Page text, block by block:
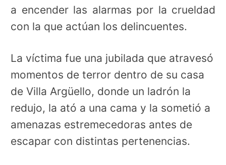
a encender las alarmas por la crueldad
con la que actúan los delincuentes.
La víctima fue una jubilada que atravesó
momentos de terror dentro de su casa
de Villa Argüello, donde un ladrón la
redujo, la ató a una cama y la sometió a
amenazas estremecedoras antes de
escapar con distintas pertenencias.